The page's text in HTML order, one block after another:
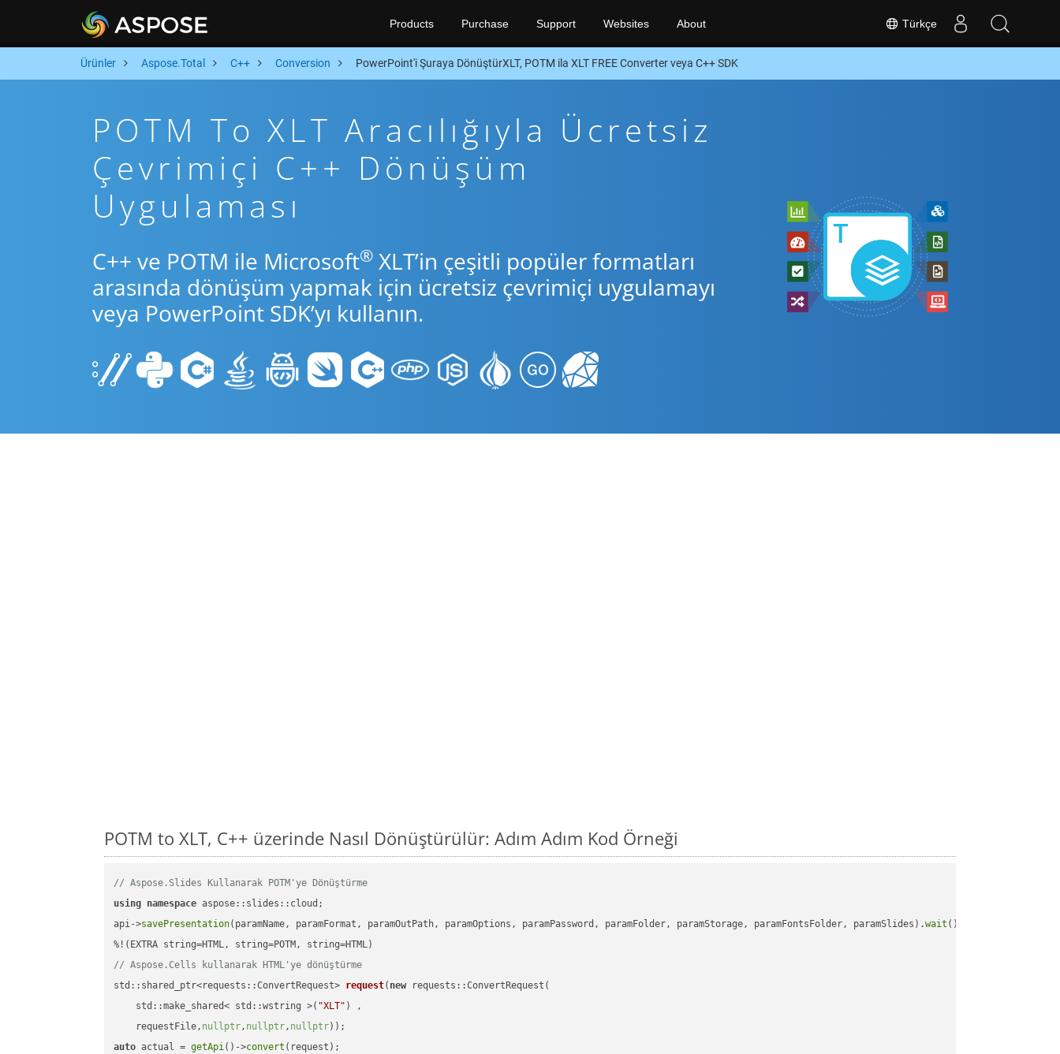
Türkçe
Products Purchase Support Websites About
Ürünler Aspose.Total C++ Conversion PowerPoint'i Şuraya DönüştürXLT, POTM ila XLT FREE Converter veya C++ SDK
POTM To XLT Aracılığıyla Ücretsiz
Çevrimiçi C++ Dönüşüm
Uygulaması
C++ ve POTM ile Microsoft® XLT’in çeşitli popüler formatları
arasında dönüşüm yapmak için ücretsiz çevrimiçi uygulamayı
veya PowerPoint SDK’yı kullanın.
POTM to XLT, C++ üzerinde Nasıl Dönüştürülür: Adım Adım Kod Örneği
// Aspose.Slides Kullanarak POTM'ye Dönüştürme
using namespace aspose::slides::cloud;
api->savePresentation(paramName, paramFormat, paramOutPath, paramOptions, paramPassword, paramFolder, paramStorage, paramFontsFolder, paramSlides).wait ();
// Aspose.Cells kullanarak HTML'ye dönüştürme
std::shared_ptr<requests::ConvertRequest> request( new requests::ConvertRequest(
    std::make_shared< std::wstring >(
"XLT" ) ,
    requestFile,
nullptr, nullptr, nullptr))
auto actual = getApi()->convert